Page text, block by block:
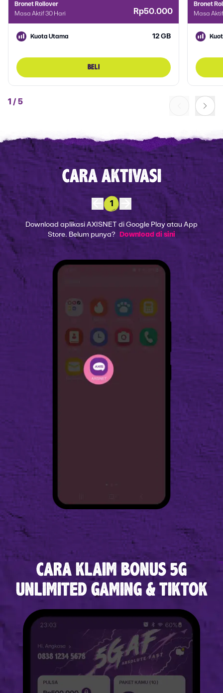
Bronet Rollover
Masa Aktif 30 Hari
Rp50.000
Kuota Utama 12 GB
BELI
Bronet
Masa
1 / 5
CARA AKTIVASI
1
Download aplikasi AXISNET di Google Play atau App
Store. Belum punya?
Download di sini
CARA KLAIM BONUS 5G
UNLIMITED GAMING & TIKTOK